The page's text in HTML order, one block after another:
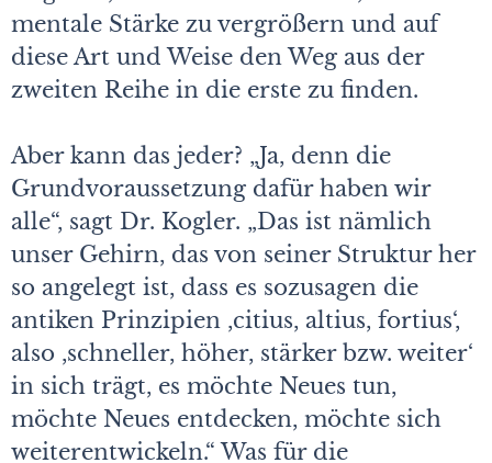
mentale Stärke zu vergrößern und auf
diese Art und Weise den Weg aus der
zweiten Reihe in die erste zu finden.
Aber kann das jeder? „Ja, denn die
Grundvoraussetzung dafür haben wir
alle“, sagt Dr. Kogler. „Das ist nämlich
unser Gehirn, das von seiner Struktur her
so angelegt ist, dass es sozusagen die
antiken Prinzipien ,citius, altius, fortius‘,
also ,schneller, höher, stärker bzw. weiter‘
in sich trägt, es möchte Neues tun,
möchte Neues entdecken, möchte sich
weiterentwickeln.“ Was für die